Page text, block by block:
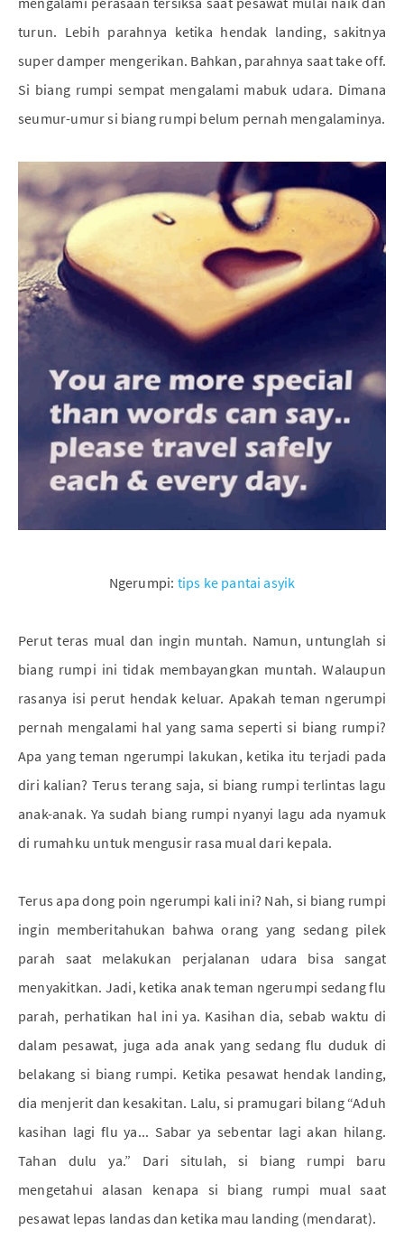
turun. Lebih parahnya ketika hendak landing, sakitnya
super damper mengerikan. Bahkan, parahnya saat take off.
Si biang rumpi sempat mengalami mabuk udara. Dimana
seumur-umur si biang rumpi belum pernah mengalaminya.
Ngerumpi: tips ke pantai asyik
Perut teras mual dan ingin muntah. Namun, untunglah si
biang rumpi ini tidak membayangkan muntah. Walaupun
rasanya isi perut hendak keluar. Apakah teman ngerumpi
pernah mengalami hal yang sama seperti si biang rumpi?
Apa yang teman ngerumpi lakukan, ketika itu terjadi pada
diri kalian? Terus terang saja, si biang rumpi terlintas lagu
anak-anak. Ya sudah biang rumpi nyanyi lagu ada nyamuk
di rumahku untuk mengusir rasa mual dari kepala.
Terus apa dong poin ngerumpi kali ini? Nah, si biang rumpi
ingin memberitahukan bahwa orang yang sedang pilek
parah saat melakukan perjalanan udara bisa sangat
menyakitkan. Jadi, ketika anak teman ngerumpi sedang flu
parah, perhatikan hal ini ya. Kasihan dia, sebab waktu di
dalam pesawat, juga ada anak yang sedang flu duduk di
belakang si biang rumpi. Ketika pesawat hendak landing,
dia menjerit dan kesakitan. Lalu, si pramugari bilang “Aduh
kasihan lagi flu ya... Sabar ya sebentar lagi akan hilang.
Tahan dulu ya.” Dari situlah, si biang rumpi baru
mengetahui alasan kenapa si biang rumpi mual saat
pesawat lepas landas dan ketika mau landing (mendarat).